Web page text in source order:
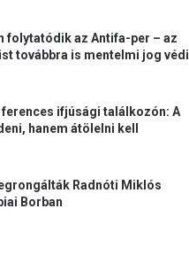
folytatódik az Antifa-per – az
továbbra is mentelmi jog védi
ferences ifjúsági találkozón: A
hanem átölelni kell
Radnóti Miklós
Borban